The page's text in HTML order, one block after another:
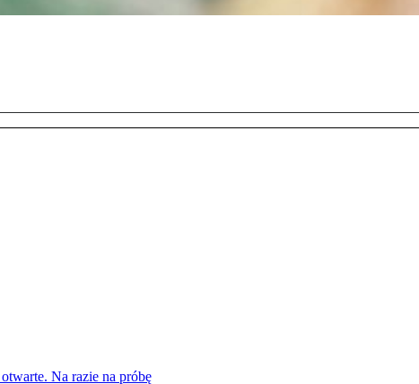
Na razie na próbę